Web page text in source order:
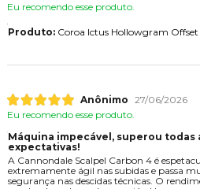
Eu recomendo esse produto.
Produto:Coroa Ictus Hollowgram
Anônimo 27/06/2026
Eu recomendo esse produto.
Máquina impecável, superou todas
expectativas!
A Cannondale Scalpel Carbon 4 é
extremamente ágil nas subidas e passa
segurança nas descidas técnicas. O